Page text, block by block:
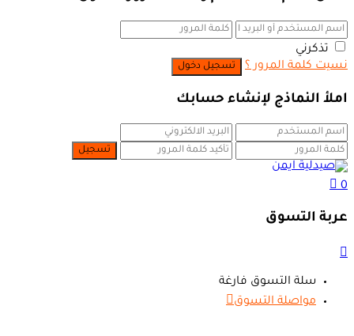
تذكرني
نسيت كلمة المرور ؟
املأ النماذج لإنشاء حسابك
0
عربة التسوق
سلة التسوق فارغة
مواصلة التسوق